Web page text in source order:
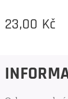
23,00 Kč